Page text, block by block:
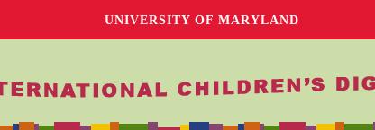
UNIVERSITY OF MARYLAND